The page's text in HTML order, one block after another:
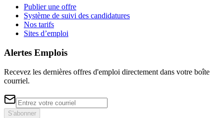
Publier une offre
Système de suivi des candidatures
Nos tarifs
Sites d’emploi
Alertes Emplois
Recevez les dernières offres d'emploi directement dans votre boîte
courriel.
S'abonner